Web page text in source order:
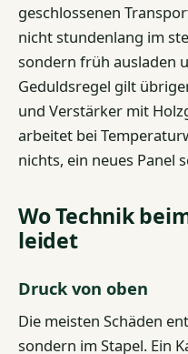
geschlossenen
nicht stundenlang im
sondern früh ausladen
Geduldsregel gilt
und Verstärker mit
arbeitet bei
nichts, ein neues Panel
Wo Technik
leidet
Druck von oben
Die meisten Schäden
sondern im Stapel. Ein